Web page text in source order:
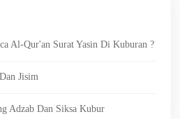
Al-Qur'an Surat Yasin Di Kuburan ?
Jisim
Adzab Dan Siksa Kubur